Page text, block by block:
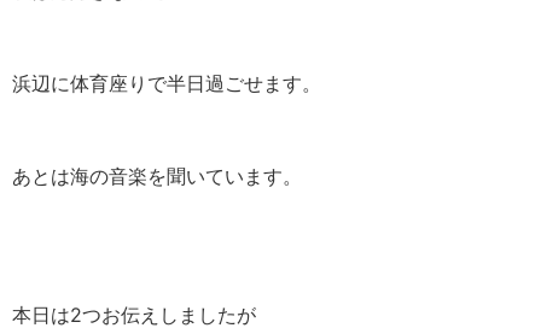
浜辺に体育座りで半日過ごせます。
あとは海の音楽を聞いています。
本日は2つお伝えしましたが